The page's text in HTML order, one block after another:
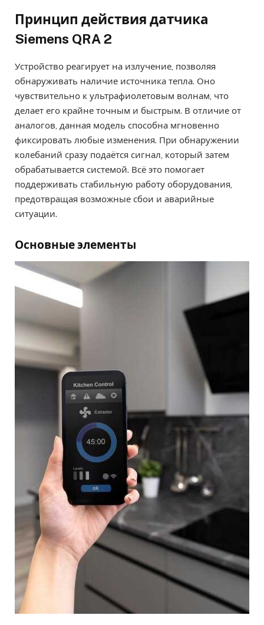
Принцип действия датчика
Siemens QRA 2
Устройство реагирует на излучение, позволяя
обнаруживать наличие источника тепла. Оно
чувствительно к ультрафиолетовым волнам, что
делает его крайне точным и быстрым. В отличие от
аналогов, данная модель способна мгновенно
фиксировать любые изменения. При обнаружении
колебаний сразу подаётся сигнал, который затем
обрабатывается системой. Всё это помогает
поддерживать стабильную работу оборудования,
предотвращая возможные сбои и аварийные
ситуации.
Основные элементы